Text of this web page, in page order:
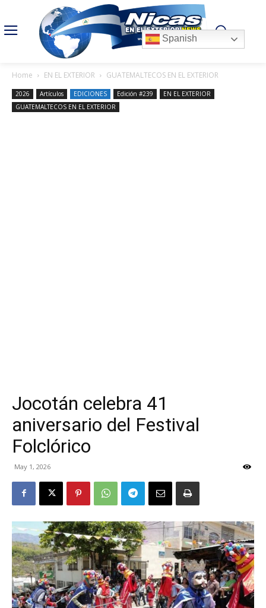
Home EN EL EXTERIOR GUATEMALTECOS EN EL EXTERIOR
2026 Artículos EDICIONES Edición #239
EN EL EXTERIOR
GUATEMALTECOS EN EL EXTERIOR
Jocotán celebra 41
aniversario del Festival
Folclórico
May 1, 2026
Spanish